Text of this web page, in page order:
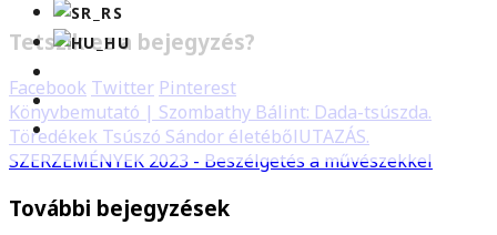
Tetszik ez a bejegyzés?
Facebook Twitter Pinterest
Könyvbemutató | Szombathy Bálint: Dada-tsúszda.
Töredékek Tsúszó Sándor életébőlUTAZÁS.
SZERZEMÉNYEK 2023 - Beszélgetés a művészekkel
További bejegyzések